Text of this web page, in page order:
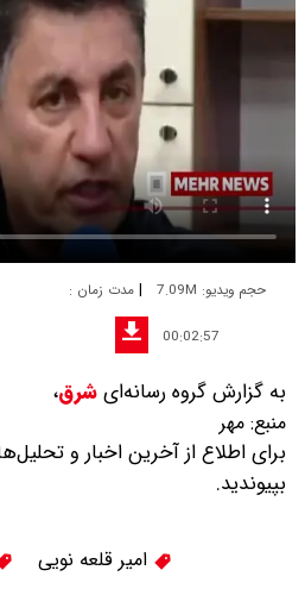
حجم ویدیو: 7.09M | مدت زمان :
00:02:57
به گزارش گروه رسانه‌ایشرق،
منبع: مهر
برای اطلاع از آخرین اخبار و
بپیوندید.
امیر قلعه نویی